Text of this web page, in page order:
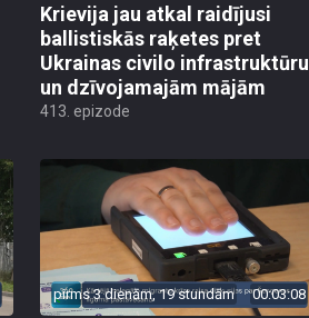
Krievija jau atkal raidījusi
ballistiskās raķetes pret
Ukrainas civilo infrastruktūru
un dzīvojamajām mājām
413. epizode
pirms 3 dienām, 19 stundām 00:03:08